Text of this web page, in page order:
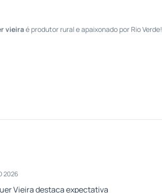
vieiraé produtor rural e apaixonado por Rio Verde!
2026
Vieira destaca expectativa